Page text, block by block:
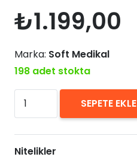
₺1.199,00
Marka: Soft Medikal
198 adet stokta
Soft
Medikal
Sıcak
SEPETE EKLE
Nitelikler